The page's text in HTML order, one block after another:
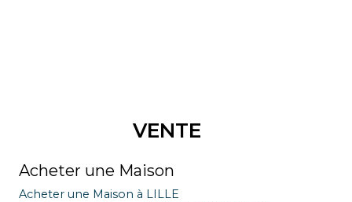
VENTE
Acheter une Maison
Acheter une Maison à LILLE